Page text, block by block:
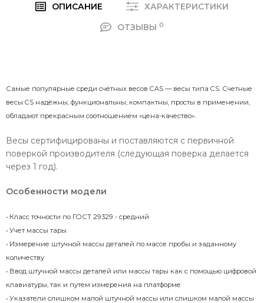
ОПИСАНИЕ
ХАРАКТЕРИСТИКИ
ОТЗЫВЫ 0
Самые популярные среди счётных весов CAS — весы типа CS. Счетные
весы CS надёжны, функциональны, компактны, просты в применении,
обладают прекрасным соотношением «цена-качество».
Весы сертифицированы и поставляются с первичной
поверкой производителя (следующая поверка делается
через 1 год).
Особенности модели
• Класс точности по ГОСТ 29329 - средний
• Учет массы тары
• Измерение штучной массы деталей по массе пробы и заданному
количеству
• Ввод штучной массы деталей или массы тары как с помощью цифровой
клавиатуры, так и путем измерения на платформе
• Указатели слишком малой штучной массы или слишком малой массы